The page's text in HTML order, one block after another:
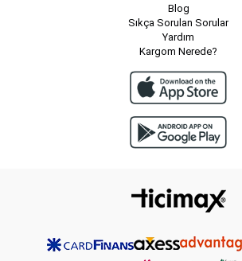
Blog
Sıkça Sorulan Sorular
Yardım
Kargom Nerede?